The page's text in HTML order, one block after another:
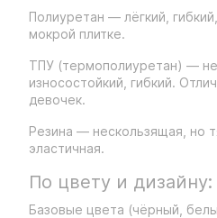
Полиуретан — лёгкий,
мокрой плитке.
ТПУ (термополиуретан) —
износостойкий, гибкий.
девочек.
Резина — нескользящая, но
эластичная.
По цвету и дизайну:
Базовые цвета (чёрный,